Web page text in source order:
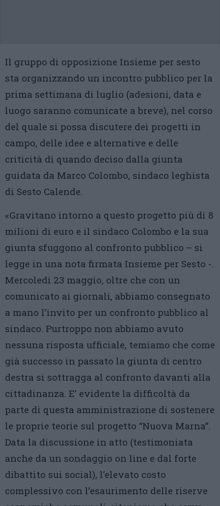
Il gruppo di opposizione Insieme per sesto
sta organizzando un incontro pubblico per la
prima settimana di luglio (adesioni, data e
luogo saranno comunicate a breve), nel corso
del quale si possa discutere dei progetti in
campo, delle idee e alternative e delle
criticità di quando deciso dalla giunta
guidata da Marco Colombo, sindaco leghista
di Sesto Calende.
«Gravitano intorno a questo progetto più di 8
milioni di euro e il sindaco Colombo e la sua
giunta sfuggono al confronto pubblico – si
legge in una nota firmata Insieme per Sesto -.
Mercoledi 23 maggio, oltre che con un
comunicato ai giornali, abbiamo consegnato
a mano l’invito per un confronto pubblico al
sindaco. Purtroppo non abbiamo avuto
nessuna risposta ufficiale, temiamo che come
già successo in passato la giunta di centro
destra si sottragga al confronto davanti alla
cittadinanza. E’ evidente la difficoltà da
parte di questa amministrazione di sostenere
le proprie teorie sul progetto “Nuova Marna”.
Data la discussione in atto (testimoniata
anche da un sondaggio on line e dal forte
dibattito sui social), l’elevato costo
complessivo con l’esaurimento delle riserve